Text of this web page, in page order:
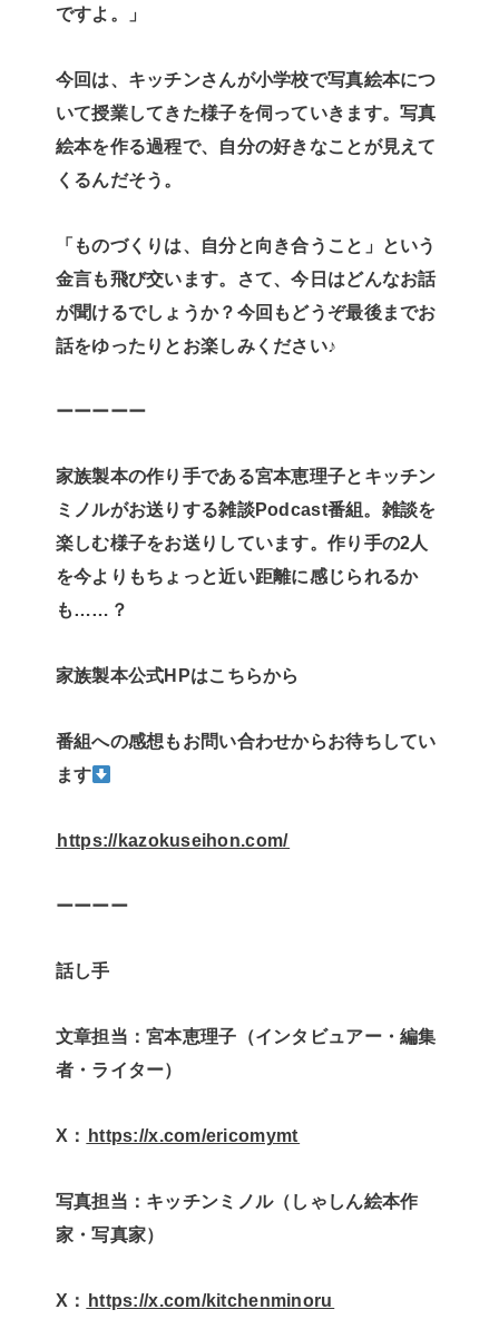
ですよ。」
今回は、キッチンさんが小学校で写真絵本につ
いて授業してきた様子を伺っていきます。写真
絵本を作る過程で、自分の好きなことが見えて
くるんだそう。
「ものづくりは、自分と向き合うこと」という
金言も飛び交います。さて、今日はどんなお話
が聞けるでしょうか？今回もどうぞ最後までお
話をゆったりとお楽しみください♪
ーーーーー
家族製本の作り手である宮本恵理子とキッチン
ミノルがお送りする雑談Podcast番組。雑談を
楽しむ様子をお送りしています。作り手の2人
を今よりもちょっと近い距離に感じられるか
も……？
家族製本公式HPはこちらから
番組への感想もお問い合わせからお待ちしてい
ます
⁠⁠⁠⁠⁠⁠https://kazokuseihon.com/⁠⁠⁠⁠⁠⁠
ーーーー
話し手
文章担当：宮本恵理子（インタビュアー・編集
者・ライター）
X： ⁠⁠⁠⁠⁠⁠https://x.com/ericomymt⁠⁠⁠⁠⁠⁠
写真担当：キッチンミノル（しゃしん絵本作
家・写真家）
X： ⁠⁠⁠⁠⁠⁠https://x.com/kitchenminoru⁠⁠⁠⁠⁠⁠